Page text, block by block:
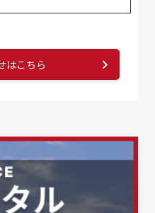
はこちら